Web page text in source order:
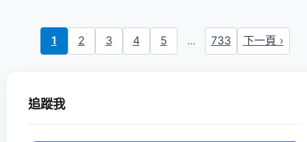
1 2 3 4 5 ... 733 下一頁 ›
追蹤我